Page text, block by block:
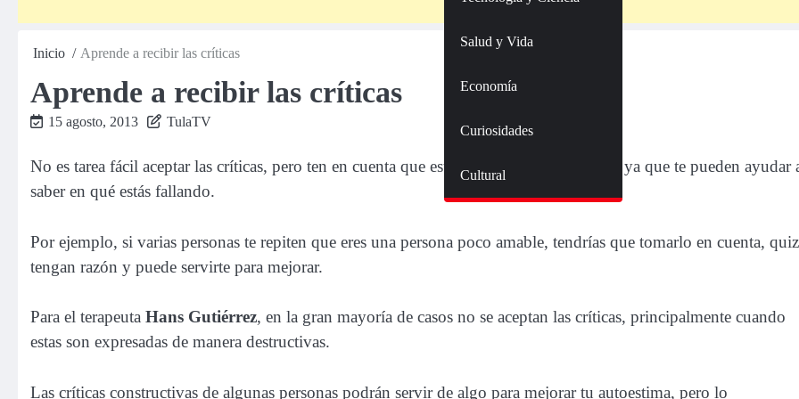
Salud y Vida
Economía
Curiosidades
Cultural
Inicio Aprende a recibir las críticas
Aprende a recibir las críticas
15 agosto, 2013 TulaTV
No es tarea fácil aceptar las críticas, pero ten en cuenta que estas no son del todo malas, ya que te pueden ayudar
saber en qué estás fallando.
Por ejemplo, si varias personas te repiten que eres una persona poco amable, tendrías que tomarlo en cuenta,
tengan razón y puede servirte para mejorar.
Para el terapeuta Hans Gutiérrez, en la gran mayoría de casos no se aceptan las críticas, principalmente cuando
estas son expresadas de manera destructivas.
Las críticas constructivas de algunas personas podrán servir de algo para mejorar tu autoestima, pero lo